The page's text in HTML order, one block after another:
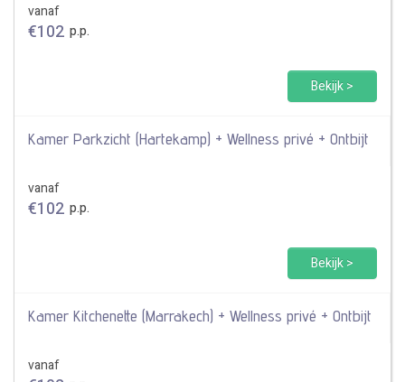
vanaf
€102 p.p.
Bekijk >
Kamer Parkzicht (Hartekamp) + Wellness privé + Ontbijt
vanaf
€102 p.p.
Bekijk >
Kamer Kitchenette (Marrakech) + Wellness privé + Ontbijt
vanaf